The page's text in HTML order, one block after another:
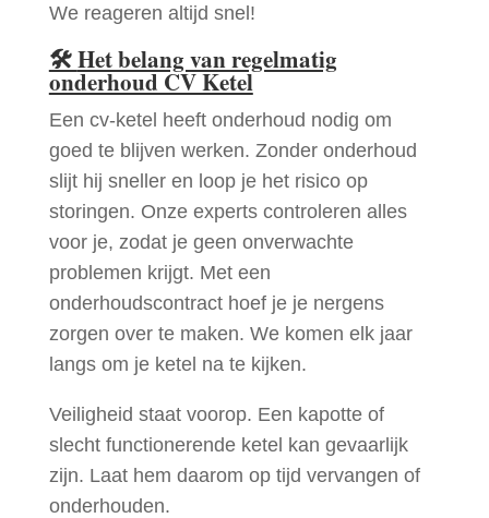
We reageren altijd snel!
🛠Het belang van regelmatig
onderhoud CV Ketel
Een cv-ketel heeft onderhoud nodig om
goed te blijven werken. Zonder onderhoud
slijt hij sneller en loop je het risico op
storingen. Onze experts controleren alles
voor je, zodat je geen onverwachte
problemen krijgt. Met een
onderhoudscontract hoef je je nergens
zorgen over te maken. We komen elk jaar
langs om je ketel na te kijken.
Veiligheid staat voorop. Een kapotte of
slecht functionerende ketel kan gevaarlijk
zijn. Laat hem daarom op tijd vervangen of
onderhouden.